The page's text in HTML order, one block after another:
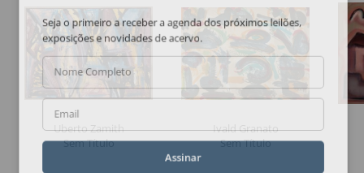
Uberto Zamith
Sem Título
Ivald Granato
Sem Título
Seja o primeiro a receber a agenda dos próximos leilões,
exposições e novidades de acervo.
Nome Completo
Email
Assinar